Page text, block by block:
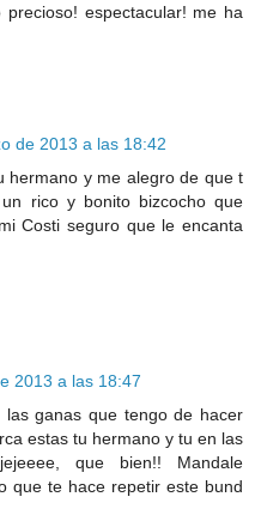
espectacular! me ha
de 2013 a las 18:42
hermano y me alegro de que t
rico y bonito bizcocho que
Costi seguro que le encanta
2013 a las 18:47
ganas que tengo de hacer
estas tu hermano y tu en las
que bien!! Mandale
que te hace repetir este bund